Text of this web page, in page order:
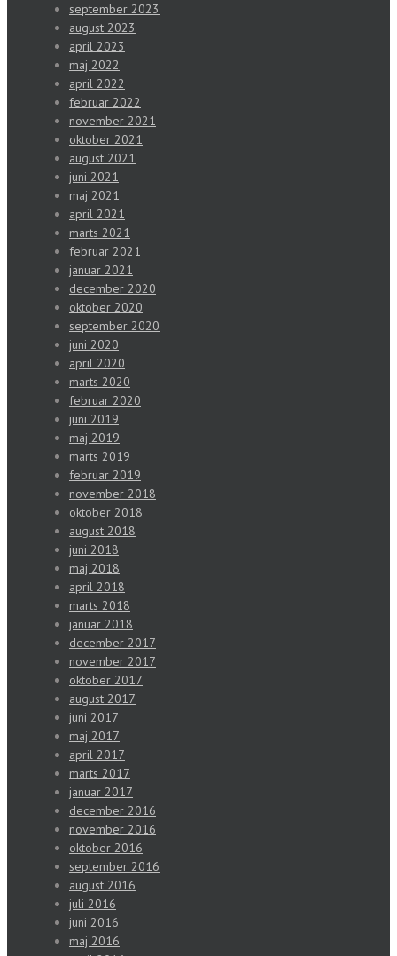
september 2023
august 2023
april 2023
maj 2022
april 2022
februar 2022
november 2021
oktober 2021
august 2021
juni 2021
maj 2021
april 2021
marts 2021
februar 2021
januar 2021
december 2020
oktober 2020
september 2020
juni 2020
april 2020
marts 2020
februar 2020
juni 2019
maj 2019
marts 2019
februar 2019
november 2018
oktober 2018
august 2018
juni 2018
maj 2018
april 2018
marts 2018
januar 2018
december 2017
november 2017
oktober 2017
august 2017
juni 2017
maj 2017
april 2017
marts 2017
januar 2017
december 2016
november 2016
oktober 2016
september 2016
august 2016
juli 2016
juni 2016
maj 2016